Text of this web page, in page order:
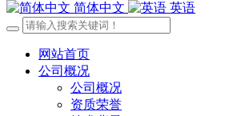
简体中文 英语
网站首页
公司概况
公司概况
资质荣誉